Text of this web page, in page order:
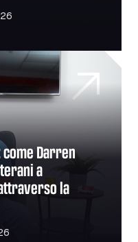
Darren Wright sta
Darren
a
la